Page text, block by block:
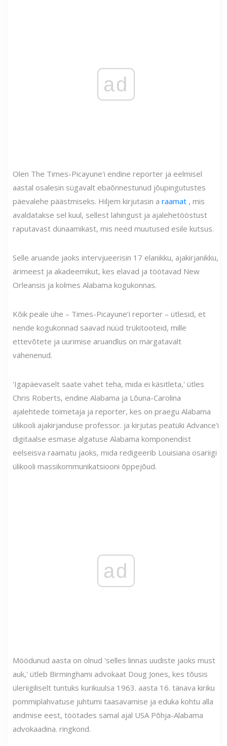
ad
Olen The Times-Picayune'i endine reporter ja eelmisel
aastal osalesin sügavalt ebaõnnestunud jõupingutustes
päevalehe päästmiseks. Hiljem kirjutasin a raamat , mis
avaldatakse sel kuul, sellest lahingust ja ajalehetööstust
raputavast dünaamikast, mis need muutused esile kutsus.
Selle aruande jaoks intervjueerisin 17 elanikku, ajakirjanikku,
ärimeest ja akadeemikut, kes elavad ja töötavad New
Orleansis ja kolmes Alabama kogukonnas.
Kõik peale ühe – Times-Picayune’i reporter – ütlesid, et
nende kogukonnad saavad nüüd trükitooteid, mille
ettevõtete ja uurimise aruandlus on märgatavalt
vähenenud.
'Igapäevaselt saate vahet teha, mida ei käsitleta,' ütles
Chris Roberts, endine Alabama ja Lõuna-Carolina
ajalehtede toimetaja ja reporter, kes on praegu Alabama
ülikooli ajakirjanduse professor. ja kirjutas peatüki Advance'i
digitaalse esmase algatuse Alabama komponendist
eelseisva raamatu jaoks, mida redigeerib Louisiana osariigi
ülikooli massikommunikatsiooni õppejõud.
ad
Möödunud aasta on olnud 'selles linnas uudiste jaoks must
auk,' ütleb Birminghami advokaat Doug Jones, kes tõusis
üleriigiliselt tuntuks kurikuulsa 1963. aasta 16. tänava kiriku
pommiplahvatuse juhtumi taasavamise ja eduka kohtu alla
andmise eest, töötades samal ajal USA Põhja-Alabama
advokaadina. ringkond.